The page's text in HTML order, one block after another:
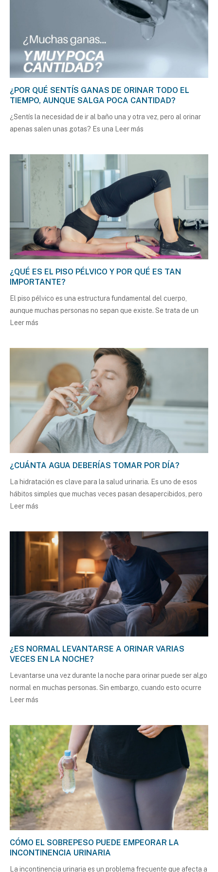
¿POR QUÉ SENTÍS GANAS DE ORINAR TODO EL
TIEMPO, AUNQUE SALGA POCA CANTIDAD?
¿Sentís la necesidad de ir al baño una y otra vez, pero al orinar
apenas salen unas gotas? Es una
Leer más
¿QUÉ ES EL PISO PÉLVICO Y POR QUÉ ES TAN
IMPORTANTE?
El piso pélvico es una estructura fundamental del cuerpo,
aunque muchas personas no sepan que existe. Se trata de un
Leer más
¿CUÁNTA AGUA DEBERÍAS TOMAR POR DÍA?
La hidratación es clave para la salud urinaria. Es uno de esos
hábitos simples que muchas veces pasan desapercibidos, pero
Leer más
¿ES NORMAL LEVANTARSE A ORINAR VARIAS
VECES EN LA NOCHE?
Levantarse una vez durante la noche para orinar puede ser algo
normal en muchas personas. Sin embargo, cuando esto ocurre
Leer más
CÓMO EL SOBREPESO PUEDE EMPEORAR LA
INCONTINENCIA URINARIA
La incontinencia urinaria es un problema frecuente que afecta a